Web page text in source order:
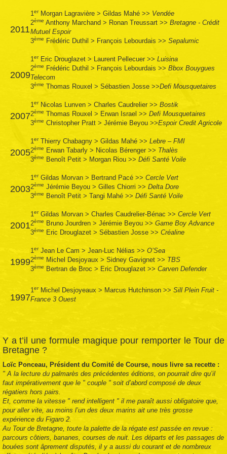
2011
1erMorgan Lagravière > Gildas Mahé >> Vendée
2ème Anthony Marchand > Ronan Treussart >> Bretagne - Crédit
Mutuel Espoir
3ème Frédéric Duthil > François Lebourdais >> Sepalumic
2009
1erEric Drouglazet > Laurent Pellecuer >> Luisina
2ème Frédéric Duthil > François Lebourdais >> Bbox Bouygues
Telecom
3ème Thomas Rouxel > Sébastien Josse >>Defi Mousquetaires
2007
1erNicolas Lunven > Charles Caudrelier >> Bostik
2ème Thomas Rouxel > Erwan Israel >> Defi Mousquetaires
3ème Christopher Pratt > Jérémie Beyou >>Espoir Credit Agricole
2005
1erThierry Chabagny > Gildas Mahé >> Lebre – FMI
2ème Erwan Tabarly > Nicolas Bérenger >> Thalès
3ème Benoît Petit > Morgan Riou >> Défi Santé Voile
2003
1erGildas Morvan > Bertrand Pacé >> Cercle Vert
2ème Jérémie Beyou > Gilles Chiorri >> Delta Dore
3ème Benoît Petit > Tangi Mahé >> Défi Santé Voile
2001
1erGildas Morvan > Charles Caudrelier-Bénac >> Cercle Vert
2ème Bruno Jourdren > Jérémie Beyou >> Game Boy Advance
3ème Eric Drouglazet > Sébastien Josse >> Créaline
1999
1erJean Le Cam > Jean-Luc Nélias >> O’Sea
2ème Michel Desjoyaux > Sidney Gavignet >> TBS
3ème Bertran de Broc > Eric Drouglazet >> Carven Defender
1997
1erMichel Desjoyeaux > Marcus Hutchinson >> Sill Plein Fruit -
France 3 Ouest
Y a t’il une formule magique pour remporter le Tour de
Bretagne ?
Loïc Ponceau, Président du Comité de Course, nous livre sa recette :
" A la lecture du palmarès des précédentes éditions, on pourrait dire qu’il
faut impérativement que le " couple " soit d’abord composé de deux
régatiers hors pairs.
Et, comme la vitesse " rend intelligent " il me paraît aussi obligatoire que,
pour aller vite, au moins l’un des deux marins ait une très grosse
expérience du Figaro 2.
Au Tour de Bretagne, toute la palette de la régate est passée en revue :
parcours côtiers, bananes, courses de nuit. Les départs et les passages de
bouées sont âprement disputés, il y a aussi du courant et de nombreux